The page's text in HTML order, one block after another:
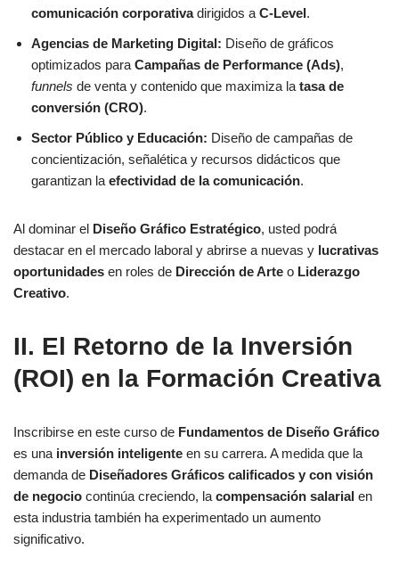
comunicación corporativadirigidos a C-Level.
Agencias de Marketing Digital: Diseño de gráficos
optimizados para Campañas de Performance (Ads),
funnels de venta y contenido que maximiza la tasa de
conversión (CRO).
Sector Público y Educación: Diseño de campañas de
concientización, señalética y recursos didácticos que
garantizan la efectividad de la comunicación.
Al dominar el Diseño Gráfico Estratégico, usted podrá
destacar en el mercado laboral y abrirse a nuevas y lucrativas
oportunidades en roles de Dirección de Arte o Liderazgo
Creativo.
II. El Retorno de la Inversión
(ROI) en la Formación Creativa
Inscribirse en este curso de Fundamentos de Diseño Gráfico
es una inversión inteligente en su carrera. A medida que la
demanda de Diseñadores Gráficos calificados y con visión
de negocio continúa creciendo, la compensación salarial en
esta industria también ha experimentado un aumento
significativo.